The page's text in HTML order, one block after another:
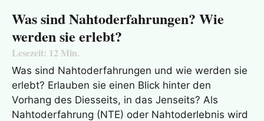
Was sind Nahtoderfahrungen? Wie
werden sie erlebt?
Lesezeit: 12 Min.
Was sind Nahtoderfahrungen und wie werden sie
erlebt? Erlauben sie einen Blick hinter den
Vorhang des Diesseits, in das Jenseits? Als
Nahtoderfahrung (NTE) oder Nahtoderlebnis wird